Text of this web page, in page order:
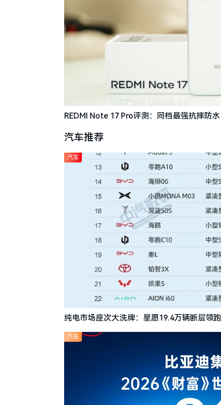
REDMI Note 17 Pro评测：同档最强抗摔防
汽车推荐
纯电市场座次大洗牌：星愿19.4万辆断层领
汽车
汽车